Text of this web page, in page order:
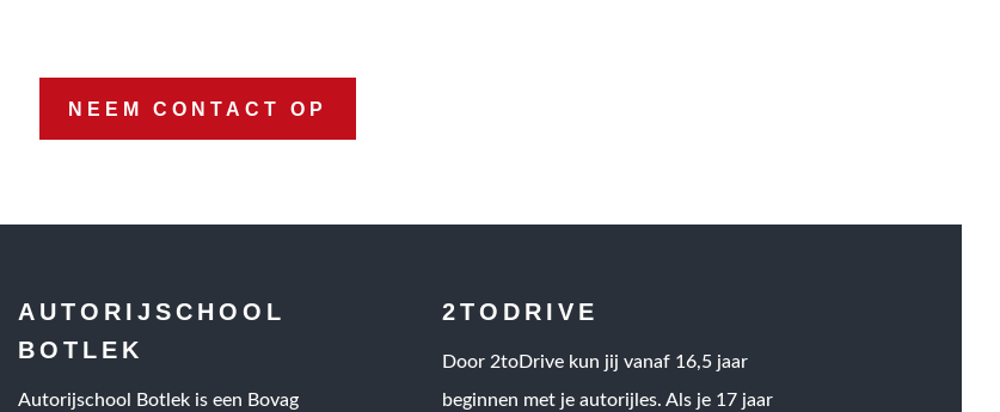
NEEM CONTACT OP
AUTORIJSCHOOL
BOTLEK
Autorijschool Botlek is een Bovag
2TODRIVE
Door 2toDrive kun jij vanaf 16,5 jaar
beginnen met je autorijles. Als je 17 jaar